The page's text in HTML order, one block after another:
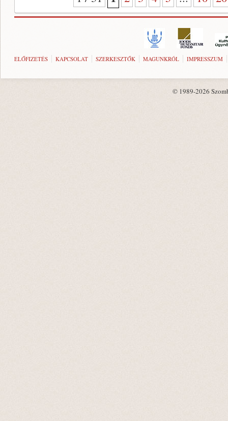
ELŐFIZETÉS KAPCSOLAT SZERKESZTŐK MAGUNKRÓL IMPRESSZUM
© 1989-2026